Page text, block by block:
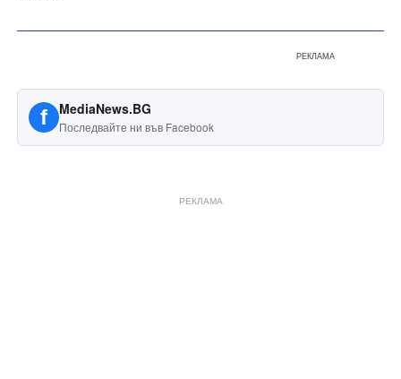
РЕКЛАМА
f MediaNews.BG
Последвайте ни във Facebook
РЕКЛАМА